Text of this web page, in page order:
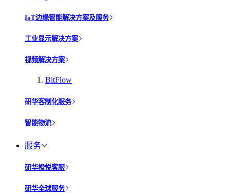
IoT边缘智能解决方案及服务
工业显示解决方案
视频解决方案
BitFlow
研华客制化服务
智能物流
服务
研华橙悦客服
研华全球服务